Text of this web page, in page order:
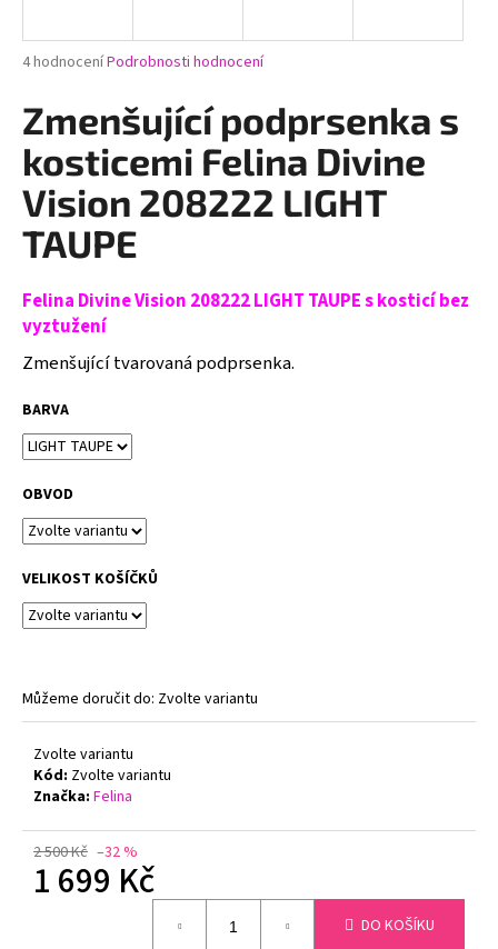
Průměrné
produktu
je
5,0
5
hvězdiček.
4 hodnoceníPodrobnosti hodnocení
Zmenšující podprsenka s
kosticemi Felina Divine
Vision 208222 LIGHT
TAUPE
Felina Divine Vision 208222 LIGHT TAUPE s kosticí bez
vyztužení
Zmenšující tvarovaná podprsenka.
BARVA
OBVOD
VELIKOST KOŠÍČKŮ
Můžeme doručit do: Zvolte variantu
Zvolte variantu
Kód: Zvolte variantu
Značka: Felina
2 500 Kč –32 %
1 699 Kč
DO KOŠÍKU
j
t
?
D
p
o
r
č
u
j
e
m
e
ZMENŠOVACÍ
PODPRSENKA
MINIMIZER
NATURANA
5063
719
Původně:
799
Kč